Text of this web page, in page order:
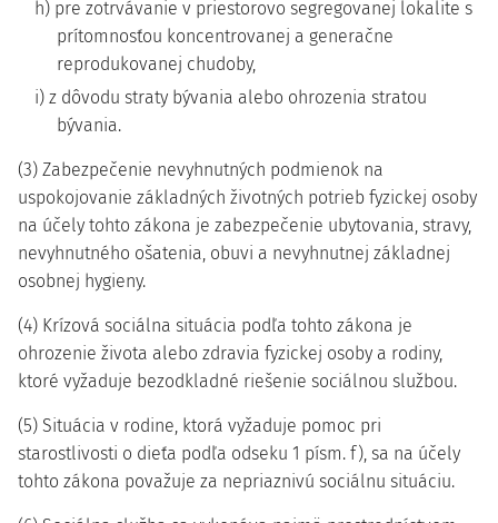
h) pre zotrvávanie v priestorovo segregovanej lokalite s
prítomnosťou koncentrovanej a generačne
reprodukovanej chudoby,
i) z dôvodu straty bývania alebo ohrozenia stratou
bývania.
(3) Zabezpečenie nevyhnutných podmienok na
uspokojovanie základných životných potrieb fyzickej osoby
na účely tohto zákona je zabezpečenie ubytovania, stravy,
nevyhnutného ošatenia, obuvi a nevyhnutnej základnej
osobnej hygieny.
(4) Krízová sociálna situácia podľa tohto zákona je
ohrozenie života alebo zdravia fyzickej osoby a rodiny,
ktoré vyžaduje bezodkladné riešenie sociálnou službou.
(5) Situácia v rodine, ktorá vyžaduje pomoc pri
starostlivosti o dieťa podľa odseku 1 písm. f), sa na účely
tohto zákona považuje za nepriaznivú sociálnu situáciu.